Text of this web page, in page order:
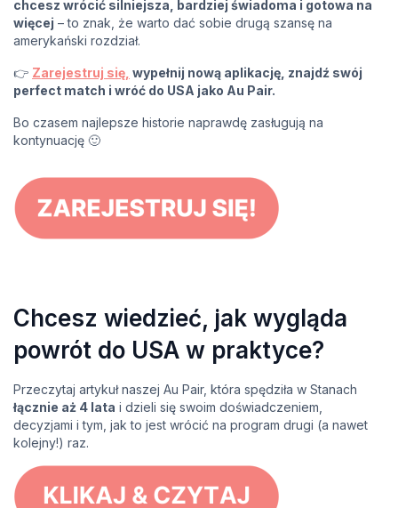
chcesz wrócić silniejsza, bardziej świadoma i gotowa na
więcej – to znak, że warto dać sobie drugą szansę na
amerykański rozdział.
👉 Zarejestruj się, wypełnij nową aplikację, znajdź swój
perfect match i wróć do USA jako Au Pair.
Bo czasem najlepsze historie naprawdę zasługują na
kontynuację 🙂
Chcesz wiedzieć, jak wygląda
powrót do USA w praktyce?
Przeczytaj artykuł naszej Au Pair, która spędziła w Stanach
łącznie aż 4 lata i dzieli się swoim doświadczeniem,
decyzjami i tym, jak to jest wrócić na program drugi (a nawet
kolejny!) raz.